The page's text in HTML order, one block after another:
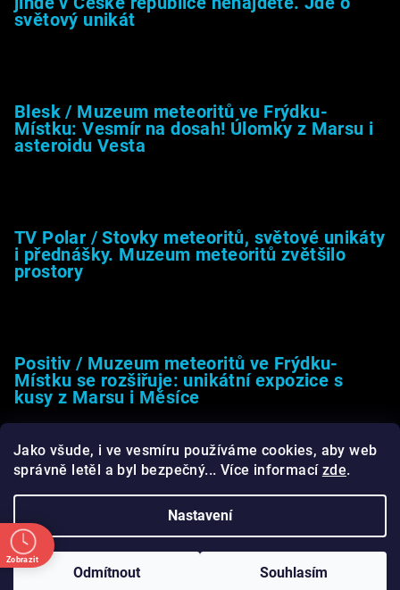
Jako všude, i ve vesmíru používáme cookies, aby web
správně letěl a byl bezpečný... Více informací zde.
Nastavení
Odmítnout Souhlasím
světový unikát
Blesk / Muzeum meteoritů ve Frýdku-
Místku: Vesmír na dosah! Úlomky z Marsu i
asteroidu Vesta
TV Polar / Stovky meteoritů, světové unikáty
i přednášky. Muzeum meteoritů zvětšilo
prostory
Positiv / Muzeum meteoritů ve Frýdku-
Místku se rozšiřuje: unikátní expozice s
kusy z Marsu i Měsíce
Copyright 2026
Upravit nastavení cookies
Zobrazit